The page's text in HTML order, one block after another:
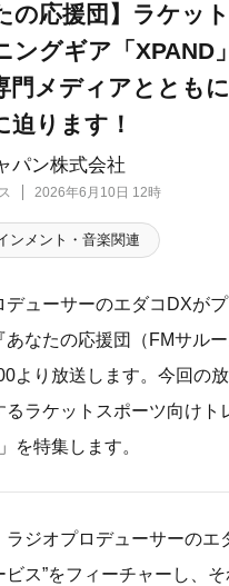
パン株式会社
2026年6月10日 12時
の応援団】ラケッ
ングギア「XPAND
門メディアととも
迫ります！
ンメント・音楽関連
デューサーのエダコDXが
あなたの応援団（FMサル
より放送します。今回の
るラケットスポーツ向けト
を特集します。
ラジオプロデューサーのエ
ビス”をフィーチャーし、